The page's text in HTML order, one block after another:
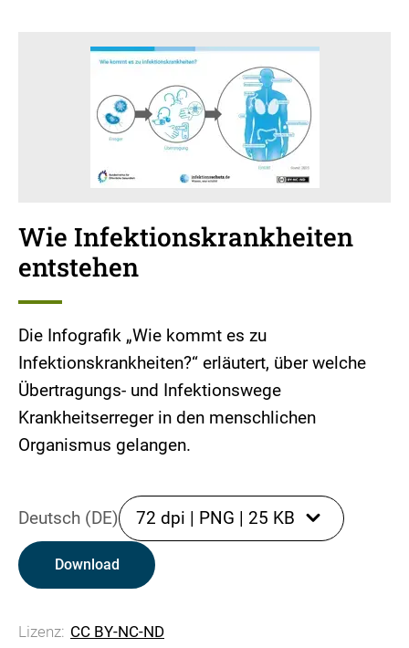
Wie Infektionskrankheiten
entstehen
Die Infografik „Wie kommt es zu
Infektionskrankheiten?“ erläutert, über welche
Übertragungs- und Infektionswege
Krankheitserreger in den menschlichen
Organismus gelangen.
Deutsch (DE) 72 dpi | PNG | 25 KB
Download
Lizenz: CC BY-NC-ND